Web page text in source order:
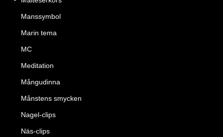
Manssymbol
Marin tema
MC
Meditation
Mångudinna
Månstens smycken
Nagel-clips
Näs-clips